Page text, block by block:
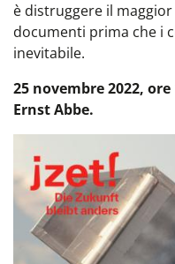
è distruggere il
documenti prima che i
inevitabile.
25 novembre 2022,
Ernst Abbe.